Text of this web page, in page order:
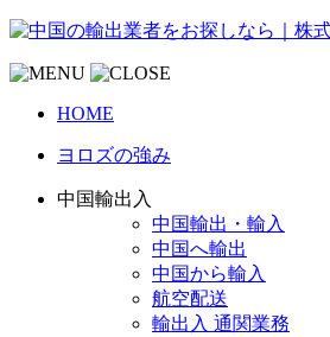
HOME
ヨロズの強み
中国輸出入
中国輸出・輸入
中国へ輸出
中国から輸入
航空配送
輸出入 通関業務